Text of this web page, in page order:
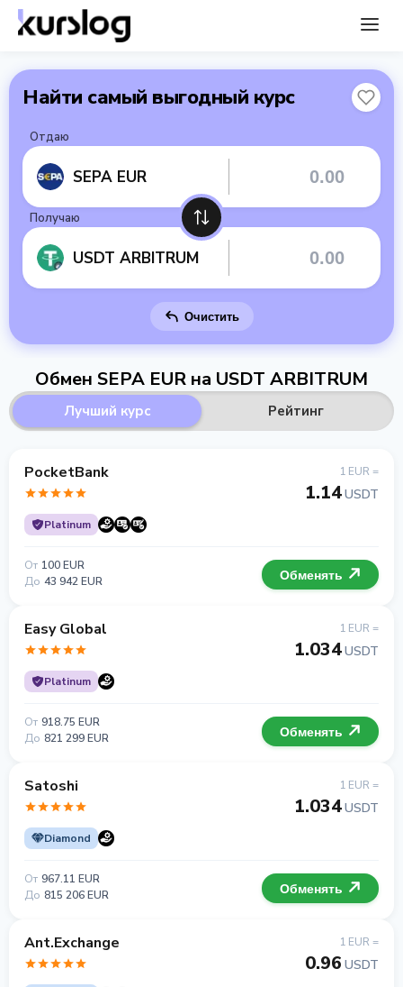
Найти самый выгодный курс
Отдаю
SEPA EUR
Получаю
USDT ARBITRUM
Очистить
Обмен SEPA EUR на USDT ARBITRUM
Лучший курс Рейтинг
PocketBank
Platinum
1 EUR =
1.14USDT
От 100 EUR
До 43 942 EUR Обменять
Easy Global
Platinum
1 EUR =
1.034USDT
От 918.75 EUR
До 821 299 EUR Обменять
Satoshi
Diamond
1 EUR =
1.034USDT
От 967.11 EUR
До 815 206 EUR Обменять
Ant.Exchange 1 EUR =
0.96 USDT